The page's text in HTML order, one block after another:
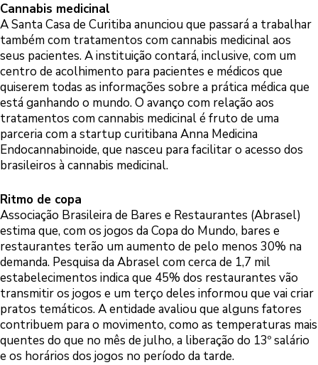
Cannabis medicinal
A Santa Casa de Curitiba anunciou que passará a trabalhar
também com tratamentos com cannabis medicinal aos
seus pacientes. A instituição contará, inclusive, com um
centro de acolhimento para pacientes e médicos que
quiserem todas as informações sobre a prática médica que
está ganhando o mundo. O avanço com relação aos
tratamentos com cannabis medicinal é fruto de uma
parceria com a startup curitibana Anna Medicina
Endocannabinoide, que nasceu para facilitar o acesso dos
brasileiros à cannabis medicinal.
Ritmo de copa
Associação Brasileira de Bares e Restaurantes (Abrasel)
estima que, com os jogos da Copa do Mundo, bares e
restaurantes terão um aumento de pelo menos 30% na
demanda. Pesquisa da Abrasel com cerca de 1,7 mil
estabelecimentos indica que 45% dos restaurantes vão
transmitir os jogos e um terço deles informou que vai criar
pratos temáticos. A entidade avaliou que alguns fatores
contribuem para o movimento, como as temperaturas mais
quentes do que no mês de julho, a liberação do 13º salário
e os horários dos jogos no período da tarde.